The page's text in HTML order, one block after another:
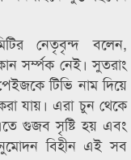
নেতৃবৃন্দ বলেন,
সর্ম্পক নেই। সুতরাং
টিভি নাম দিয়ে
যায়। এরা চুন থেকে
গুজব সৃষ্টি হয় এবং
বিহীন এই সব